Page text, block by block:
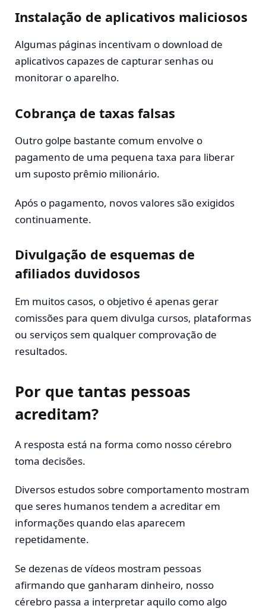
Instalação de aplicativos maliciosos
Algumas páginas incentivam o download de
aplicativos capazes de capturar senhas ou
monitorar o aparelho.
Cobrança de taxas falsas
Outro golpe bastante comum envolve o
pagamento de uma pequena taxa para liberar
um suposto prêmio milionário.
Após o pagamento, novos valores são exigidos
continuamente.
Divulgação de esquemas de
afiliados duvidosos
Em muitos casos, o objetivo é apenas gerar
comissões para quem divulga cursos, plataformas
ou serviços sem qualquer comprovação de
resultados.
Por que tantas pessoas
acreditam?
A resposta está na forma como nosso cérebro
toma decisões.
Diversos estudos sobre comportamento mostram
que seres humanos tendem a acreditar em
informações quando elas aparecem
repetidamente.
Se dezenas de vídeos mostram pessoas
afirmando que ganharam dinheiro, nosso
cérebro passa a interpretar aquilo como algo